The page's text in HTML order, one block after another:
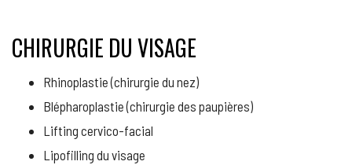
CHIRURGIE DU VISAGE
Rhinoplastie (chirurgie du nez)
Blépharoplastie (chirurgie des paupières)
Lifting cervico-facial
Lipofilling du visage